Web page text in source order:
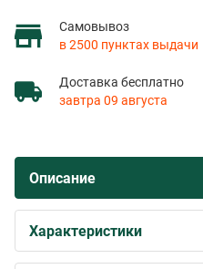
Самовывоз
в 2500 пунктах выдачи
Доставка бесплатно
завтра 09 августа
Описание
Характеристики